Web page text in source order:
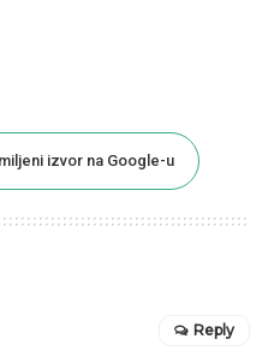
izvor na Google-u
Reply